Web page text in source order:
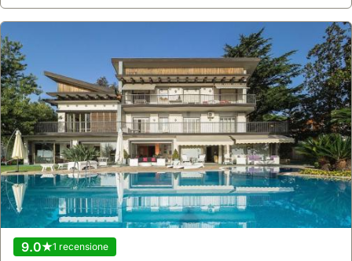
87 € Mostra
9.0 1 recensione